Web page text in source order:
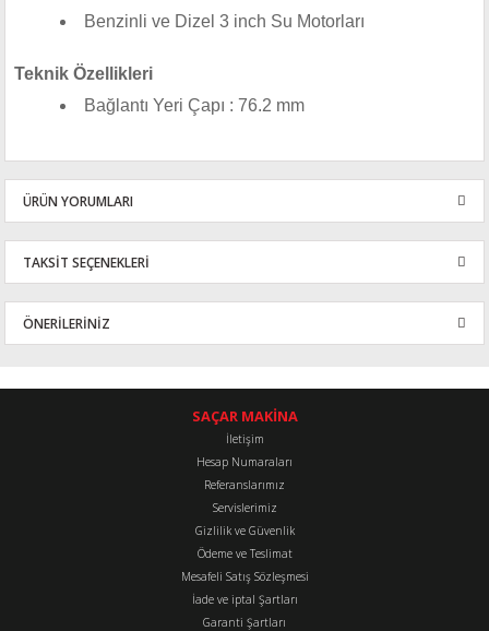
Benzinli ve Dizel 3 inch Su Motorları
Teknik Özellikleri
Bağlantı Yeri Çapı : 76.2 mm
ÜRÜN YORUMLARI
Bu ürüne ilk yorumu siz yapın!
TAKSİT SEÇENEKLERİ
ÖNERİLERİNİZ
konularda yetersiz gördüğünüz noktaları öneri formunu kullanarak
Görüş ve önerileriniz için teşekkür ederiz.
Ürün resmi kalitesiz, bozuk veya görüntülenemiyor.
Ürün bilgilerinde hatalar bulunuyor.
Ürün fiyatı diğer sitelerden daha pahalı.
Bu ürüne benzer farklı alternatifler olmalı.
SAÇAR MAKİNA
İletişim
Hesap Numaraları
Referanslarımız
Servislerimiz
Gizlilik ve Güvenlik
Ödeme ve Teslimat
Mesafeli Satış Sözleşmesi
İade ve iptal Şartları
Garanti Şartları